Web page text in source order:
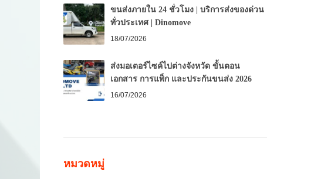
ขนส่งภายใน 24 ชั่วโมง | บริการส่งของด่วน
ทั่วประเทศ | Dinomove
18/07/2026
ส่งมอเตอร์ไซค์ไปต่างจังหวัด ขั้นตอน
เอกสาร การแพ็ก และประกันขนส่ง 2026
16/07/2026
หมวดหมู่